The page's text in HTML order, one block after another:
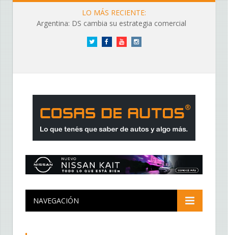
LO MÁS RECIENTE:
Argentina: DS cambia su estrategia comercial
Twitter FacebookYouTubeInstagram
NAVEGACIÓN